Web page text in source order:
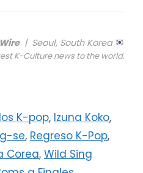
| Seoul, South Korea
K-Culture news to the world.
K-pop, Izuna Koko,
se, Regreso K-Pop,
Corea, Wild Sing